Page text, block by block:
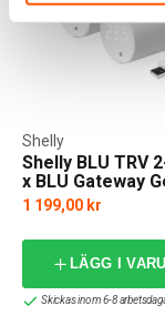
Shelly BLU TRV
x BLU Gateway
Shelly
1 199,00 kr
LÄGG I
Skickas inom 6-8